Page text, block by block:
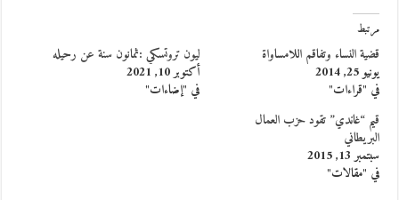
مرتبط
قضية النساء وتفاقم اللامساواة
يونيو 25, 2014
في "قراءات"
ليون تروتسكي :ثمانون سنة عن رحيله
أكتوبر 10, 2021
في "إضاءات"
قيم “غاندي” تقود حزب العمال
البريطاني
سبتمبر 13, 2015
في "مقالات"